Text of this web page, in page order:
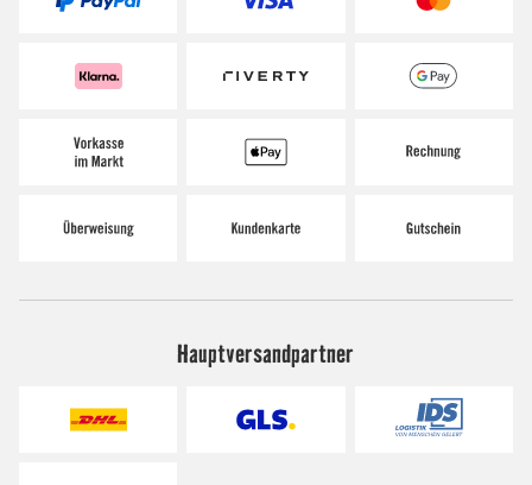
Hauptversandpartner